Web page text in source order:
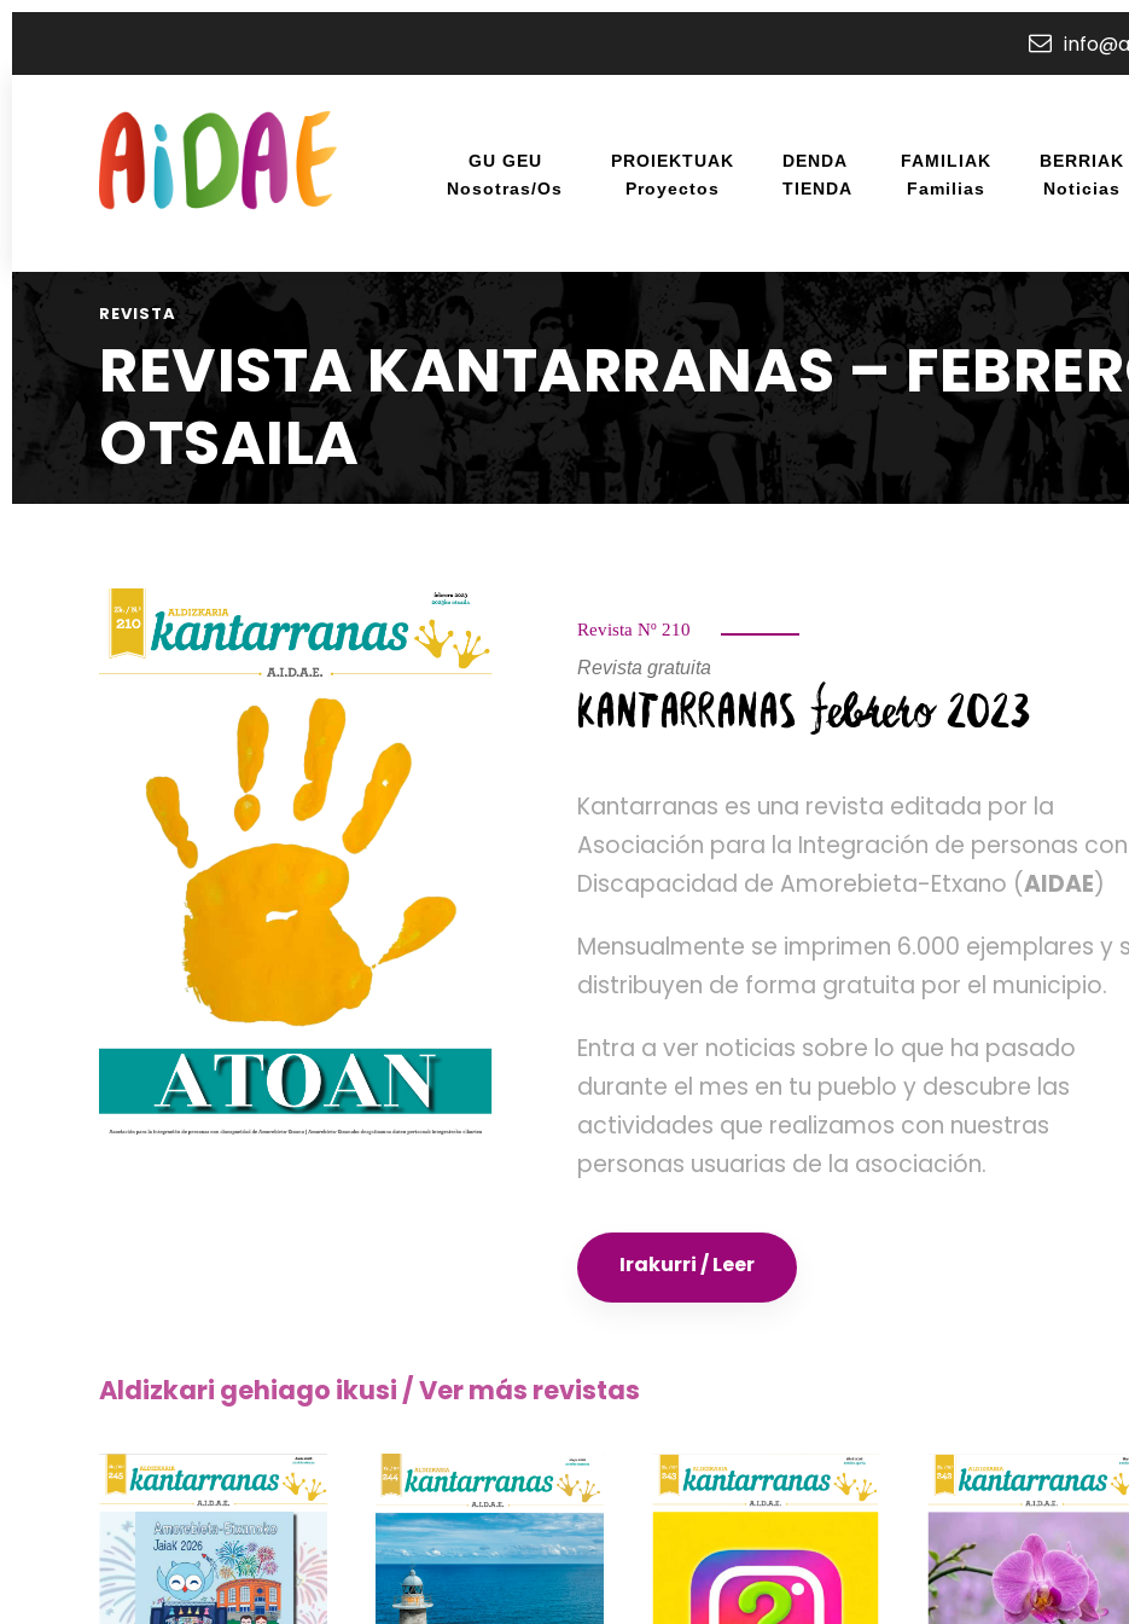
GU GEU
Nosotras/os
PROIEKTUAK
Proyectos
DENDA
TIENDA
FAMILIAK
Familias
BERRIAK
Noticias
REVISTA
REVISTA KANTARRANAS –
OTSAILA
Revista Nº 210
Revista gratuita
KANTARRANAS febrero 2023
Kantarranas es una revista editada por la
Asociación para la Integración de personas con
Discapacidad de Amorebieta-Etxano (AIDAE)
Mensualmente se imprimen 6.000 ejemplares y
distribuyen de forma gratuita por el municipio.
Entra a ver noticias sobre lo que ha pasado
durante el mes en tu pueblo y descubre las
actividades que realizamos con nuestras
personas usuarias de la asociación.
Irakurri / Leer
Aldizkari gehiago ikusi / Ver más revistas